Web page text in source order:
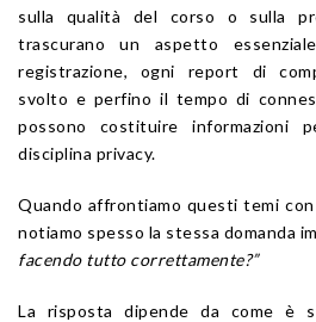
sulla qualità del corso o sulla
trascurano un aspetto
registrazione, ogni report di
svolto e perfino il tempo di
possono costituire informazioni
disciplina privacy.
Quando affrontiamo questi temi
notiamo spesso la stessa domanda
facendo tutto correttamente?”
La risposta dipende da come è